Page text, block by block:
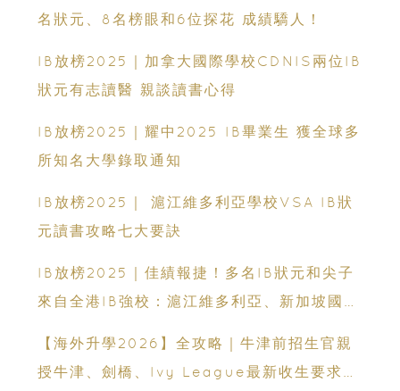
名狀元、8名榜眼和6位探花 成績驕人！
IB放榜2025｜加拿大國際學校CDNIS兩位IB
狀元有志讀醫 親談讀書心得
IB放榜2025｜耀中2025 IB畢業生 獲全球多
所知名大學錄取通知
IB放榜2025｜ 滬江維多利亞學校VSA IB狀
元讀書攻略七大要訣
IB放榜2025｜佳績報捷！多名IB狀元和尖子
來自全港IB強校：滬江維多利亞、新加坡國
【海外升學2026】全攻略｜牛津前招生官親
授牛津、劍橋、Ivy League最新收生要求｜